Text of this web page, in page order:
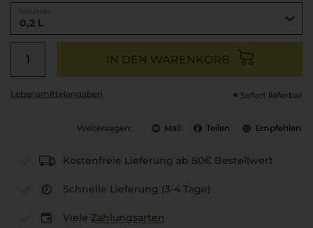
0,2 L
IN DEN WARENKORB
Lebensmittel­angaben Sofort lieferbar
Weitersagen: Mail Teilen Empfehlen
Kostenfreie Lieferung ab 80€ Bestellwert
Schnelle Lieferung (3-4 Tage)
Viele Zahlungsarten